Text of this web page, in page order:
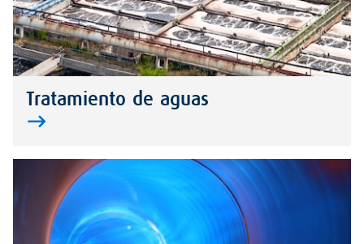
Tratamiento de aguas